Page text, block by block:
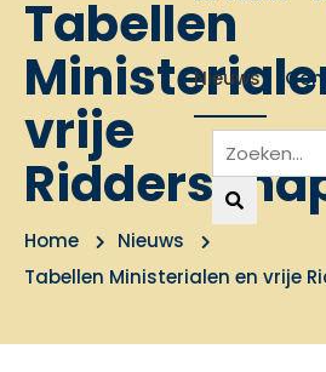
Nieuws
Tabellen
vrije
Home
Nieuws
Tabellen Ministerialen en vrije